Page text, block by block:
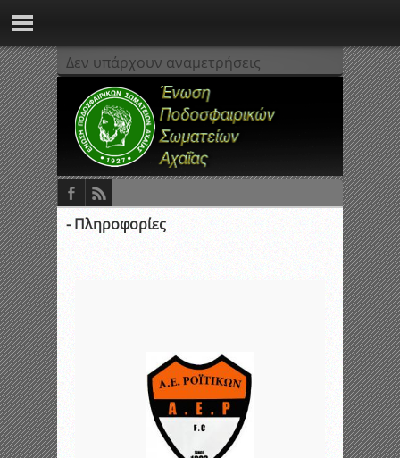
Δεν υπάρχουν αναμετρήσεις
- Πληροφορίες